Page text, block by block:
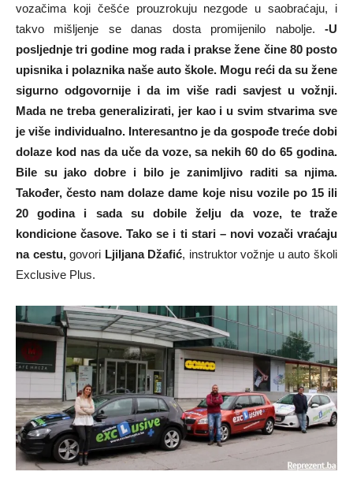
vozačima koji češće prouzrokuju nezgode u saobraćaju, i
takvo mišljenje se danas dosta promijenilo nabolje. -U
posljednje tri godine mog rada i prakse žene čine 80 posto
upisnika i polaznika naše auto škole. Mogu reći da su žene
sigurno odgovornije i da im više radi savjest u vožnji.
Mada ne treba generalizirati, jer kao i u svim stvarima sve
je više individualno. Interesantno je da gospođe treće dobi
dolaze kod nas da uče da voze, sa nekih 60 do 65 godina.
Bile su jako dobre i bilo je zanimljivo raditi sa njima.
Također, često nam dolaze dame koje nisu vozile po 15 ili
20 godina i sada su dobile želju da voze, te traže
kondicione časove. Tako se i ti stari – novi vozači vraćaju
na cestu,govori Ljiljana Džafić, instruktor vožnje u auto školi
Exclusive Plus.